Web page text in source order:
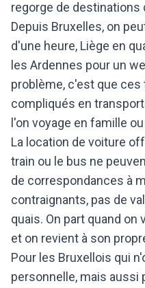
regorge de destinations
Depuis Bruxelles, on
d'une heure, Liège en
les Ardennes pour un
problème, c'est que
compliqués en
l'on voyage en famille
La location de voiture
train ou le bus ne
de correspondances à
contraignants, pas de
quais. On part quand on
et on revient à son
Pour les Bruxellois qui
personnelle, mais aussi